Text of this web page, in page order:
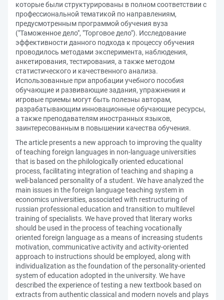
которые были структурированы в полном соответствии с
профессиональной тематикой по направлениям,
предусмотренным программой обучения вуза
("Таможенное дело", "Торговое дело"). Исследование
эффективности данного подхода к процессу обучения
проводилось методами эксперимента, наблюдения,
анкетирования, тестирования, а также методом
статистического и качественного анализа.
Использованные при апробации учебного пособия
обучающие и развивающие задания, упражнения и
игровые приемы могут быть полезны авторам,
разрабатывающим инновационные обучающие ресурсы,
а также преподавателям иностранных языков,
заинтересованным в повышении качества обучения.
The article presents a new approach to improving the quality
of teaching foreign languages in non-language universities
that is based on the philologically oriented educational
process, facilitating integration of teaching and shaping a
well-balanced personality of a student. We have analyzed the
main issues in the foreign language teaching system in
economics universities, associated with restructuring of
russian professional education and transition to multilevel
training of specialists. We have proved that literary works
should be used in the process of teaching vocationally
oriented foreign language as a means of increasing students
motivation, communicative activity and activity-oriented
approach to instructions should be employed, along with
individualization as the foundation of the personality-oriented
system of education adopted in the university. We have
described the experience of testing a new textbook based on
extracts from authentic classical and modern novels and plays